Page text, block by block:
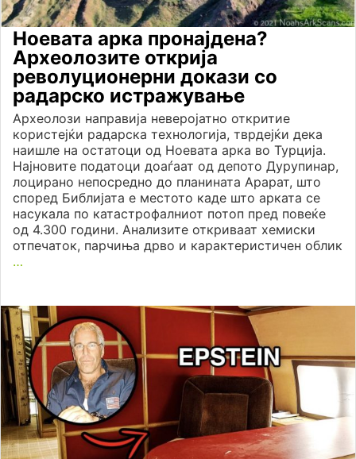
Ноевата арка пронајдена?
Археолозите открија
револуционерни докази со
радарско истражување
Археолози направија неверојатно откритие
користејќи радарска технологија, тврдејќи дека
наишле на остатоци од Ноевата арка во Турција.
Најновите податоци доаѓаат од депото Дурупинар,
лоцирано непосредно до планината Арарат, што
според Библијата е местото каде што арката се
насукала по катастрофалниот потоп пред повеќе
од 4.300 години. Анализите откриваат хемиски
отпечаток, парчиња дрво и карактеристичен облик
…